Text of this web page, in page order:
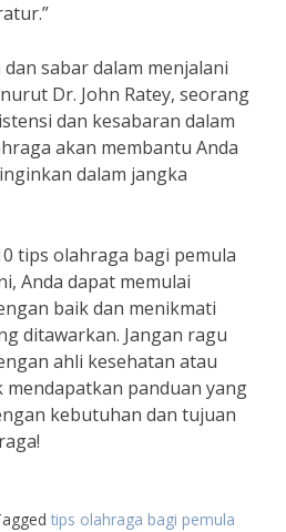
sabar dalam menjalani
Dr. John Ratey, seorang
dan kesabaran dalam
akan membantu Anda
dalam jangka
tips olahraga bagi pemula
Anda dapat memulai
baik dan menikmati
ditawarkan. Jangan ragu
ahli kesehatan atau
panduan yang
kebutuhan dan tujuan
tips olahraga bagi pemula